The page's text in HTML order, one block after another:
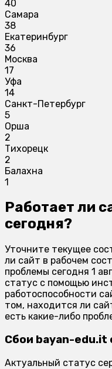
40
Самара
38
Екатеринбург
36
Москва
17
Уфа
14
Санкт-Петербург
5
Орша
2
Тихорецк
2
Балахна
1
Работает ли
сегодня?
Уточните текущее
ли сайт в рабочем
проблемы сегодня 1
статус с помощью
работоспособности
том, находится ли
есть какие-либо
Сбои bayan-edu.it
Актуальный статус